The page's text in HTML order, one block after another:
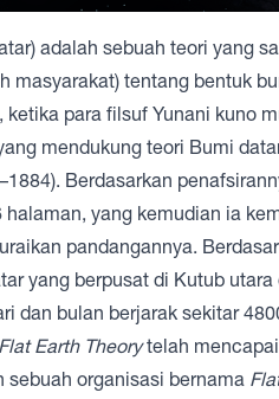
adalah sebuah teori yang
masyarakat) tentang bentuk
ketika para filsuf Yunani kuno
mendukung teori Bumi
Berdasarkan
yang kemudian ia
pandangannya.
yang berpusat di Kutub utara
dan bulan berjarak sekitar
Flat Earth Theorytelah mencapai
sebuah organisasi bernama